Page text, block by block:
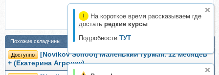
На короткое время рассказываем где
достать редкие курсы
Подробности ТУТ
Похожие складчины
Доступно
[Novikov Sсhool] Маленький гурман. 12 месяцев
+ (Екатерина Агроник)